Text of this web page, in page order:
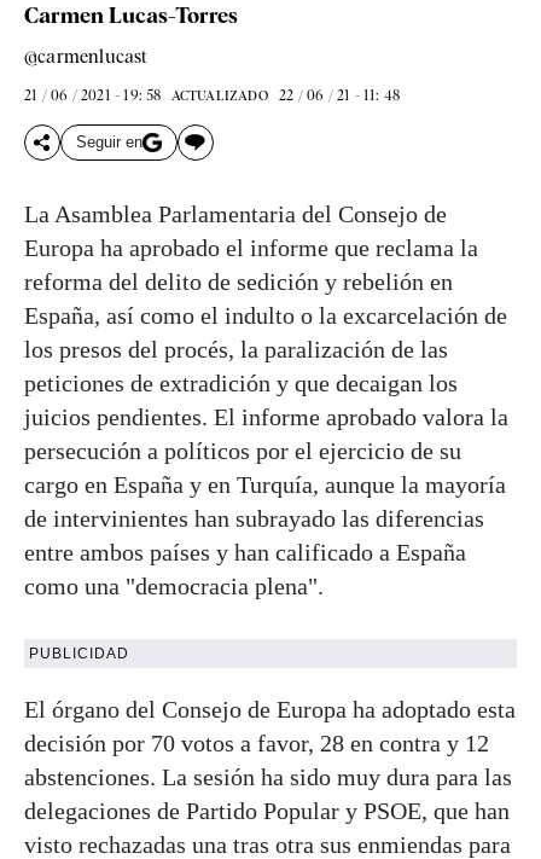
Carmen Lucas-Torres
@carmenlucast
21 / 06 / 2021 - 19: 58 ACTUALIZADO 22 / 06 / 21 - 11: 48
Seguir en
La Asamblea Parlamentaria del Consejo de
Europa ha aprobado el informe que reclama la
reforma del delito de sedición y rebelión en
España, así como el indulto o la excarcelación de
los presos del procés, la paralización de las
peticiones de extradición y que decaigan los
juicios pendientes. El informe aprobado valora la
persecución a políticos por el ejercicio de su
cargo en España y en Turquía, aunque la mayoría
de intervinientes han subrayado las diferencias
entre ambos países y han calificado a España
como una "democracia plena".
PUBLICIDAD
El órgano del Consejo de Europa ha adoptado esta
decisión por 70 votos a favor, 28 en contra y 12
abstenciones. La sesión ha sido muy dura para las
delegaciones de Partido Popular y PSOE, que han
visto rechazadas una tras otra sus enmiendas para